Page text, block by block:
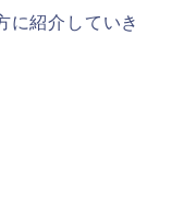
に紹介していき